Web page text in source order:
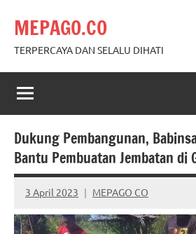
content
MEPAGO.CO
TERPERCAYA DAN SELALU DIHATI
Dukung Pembangunan,
Bantu Pembuatan Jembatan di
3 April 2023 MEPAGO CO
No
comments